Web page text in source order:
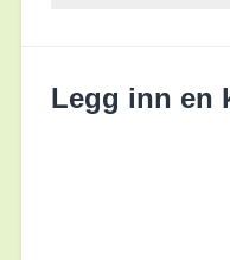
Legg inn en